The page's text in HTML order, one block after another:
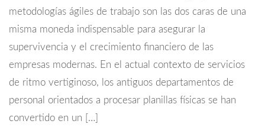
metodologías ágiles de trabajo son las dos caras de una
misma moneda indispensable para asegurar la
supervivencia y el crecimiento financiero de las
empresas modernas. En el actual contexto de servicios
de ritmo vertiginoso, los antiguos departamentos de
personal orientados a procesar planillas físicas se han
convertido en un […]